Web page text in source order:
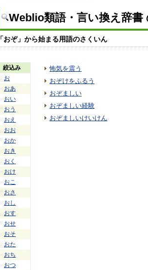
Weblio類語・言い換え辞書
「おぞ」から始まる用語のさくいん
絞込み
お
おあ
おい
おう
おえ
おお
おか
おき
おく
おけ
おこ
おさ
おし
おす
おせ
おそ
おた
おち
おつ
怖気を震う
おぞけをふるう
おぞましい
おぞましい経験
おぞましいけいけん